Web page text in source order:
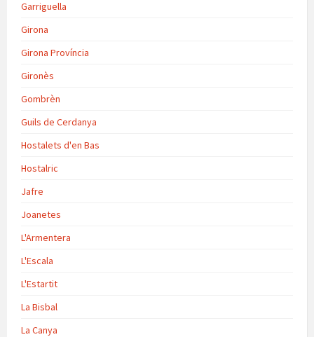
Garriguella
Girona
Girona Província
Gironès
Gombrèn
Guils de Cerdanya
Hostalets d'en Bas
Hostalric
Jafre
Joanetes
L'Armentera
L'Escala
L'Estartit
La Bisbal
La Canya